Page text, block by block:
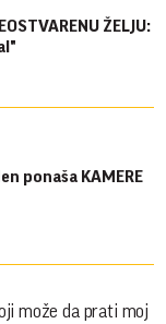
ŽELJU:
ponaša KAMERE
može da prati moj